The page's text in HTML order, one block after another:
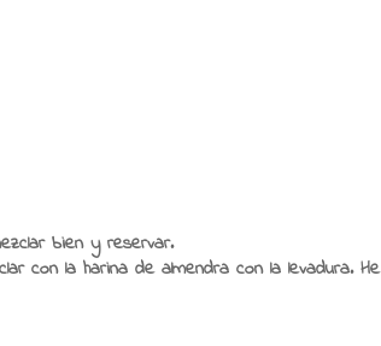
bien y reservar.
con la harina de almendra con la levadura. He